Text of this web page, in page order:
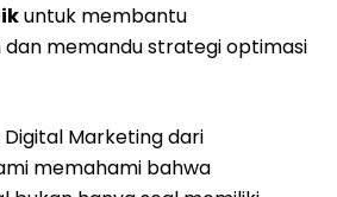
untuk membantu
memandu strategi optimasi
Marketing dari
memahami bahwa